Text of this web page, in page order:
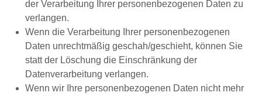
der Verarbeitung Ihrer personenbezogenen Daten zu
verlangen.
Wenn die Verarbeitung Ihrer personenbezogenen
Daten unrechtmäßig geschah/geschieht, können Sie
statt der Löschung die Einschränkung der
Datenverarbeitung verlangen.
Wenn wir Ihre personenbezogenen Daten nicht mehr